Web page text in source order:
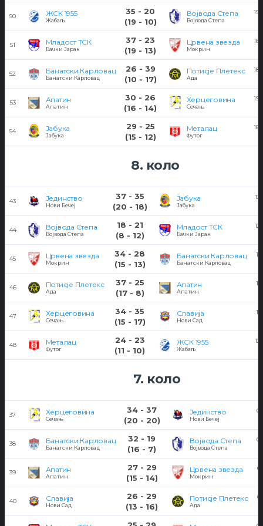
50 ЖСК 1955
Жабаљ
35 - 20
(19 - 10)
Војвода Степа
Војвода Степа
19/
51 Младост ТСК
Бачки Јарак
37 - 23
(19 - 13)
Црвена звезда
Мокрин
18/
52 Банатски Карловац
Банатски Карловац
26 - 39
(10 - 17)
Потисје Плетекс
Ада
18/
53 Апатин
Апатин
30 - 26
(16 - 14)
Херцеговина
Сечањ
19/
54 Јабука
Јабука
29 - 25
(15 - 12)
Металац
Футог
18/
8. коло
43 Јединство
Нови Бечеј
37 - 35
(20 - 18)
Јабука
Јабука
44 Војвода Степа
Војвода Степа
18 - 21
(8 - 12)
Младост ТСК
Бачки Јарак
45 Црвена звезда
Мокрин
34 - 28
(15 - 13)
Банатски Карловац
Банатски Карловац
46 Потисје Плетекс
Ада
37 - 25
(17 - 8)
Апатин
Апатин
47 Херцеговина
Сечањ
34 - 35
(15 - 17)
Славија
Нови Сад
48 Металац
Футог
24 - 23
(11 - 10)
ЖСК 1955
Жабаљ
7. коло
37 Херцеговина
Сечањ
34 - 37
(20 - 20)
Јединство
Нови Бечеј
38 Банатски Карловац
Банатски Карловац
32 - 19
(16 - 7)
Војвода Степа
Војвода Степа
39 Апатин
Апатин
27 - 29
(15 - 14)
Црвена звезда
Мокрин
40 Славија
Нови Сад
26 - 29
(13 - 16)
Потисје Плетекс
Ада